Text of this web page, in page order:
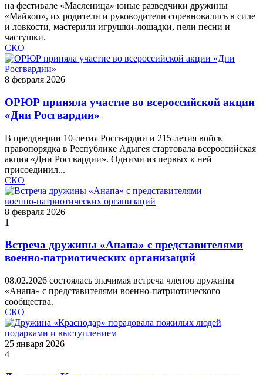
на фестивале «Масленица» юные разведчики дружины
«Майкоп», их родители и руководители соревновались в силе
и ловкости, мастерили игрушки‑лошадки, пели песни и
частушки.
СКО
8 февраля 2026
ОРЮР приняла участие во всероссийской акции
«Дни Росгвардии»
В преддверии 10-летия Росгвардии и 215-летия войск
правопорядка в Республике Адыгея стартовала всероссийская
акция «Дни Росгвардии». Одними из первых к ней
присоединил...
СКО
8 февраля 2026
1
Встреча дружины «Анапа» с представителями
военно‑патриотических организаций
08.02.2026 состоялась значимая встреча членов дружины
«Анапа» с представителями военно‑патриотического
сообщества.
СКО
25 января 2026
4